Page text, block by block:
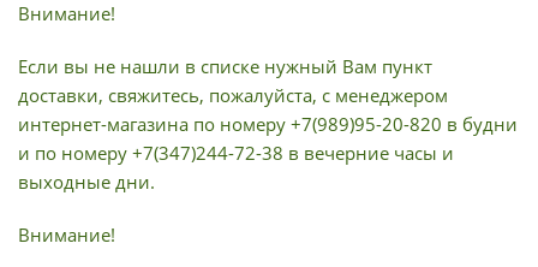
Внимание!
Если вы не нашли в списке нужный Вам пункт
доставки, свяжитесь, пожалуйста, с менеджером
интернет-магазина по номеру +7(989)95-20-820 в будни
и по номеру +7(347)244-72-38 в вечерние часы и
выходные дни.
Внимание!